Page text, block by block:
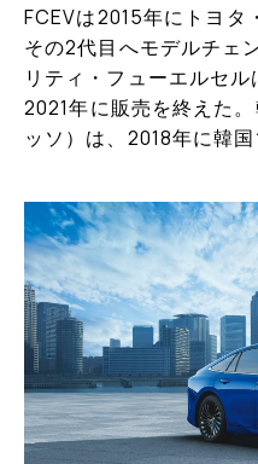
FCEVは2015年にトヨタ
その2代目へモデルチェ
リティ・フューエルセル
2021年に販売を終えた
ッソ）は、2018年に韓国